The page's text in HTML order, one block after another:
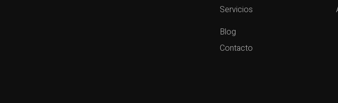
Servicios
Blog
Contacto